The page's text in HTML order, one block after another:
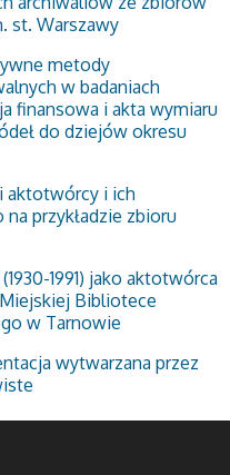
st. Warszawy
metody
w badaniach
finansowa i akta wymiaru
do dziejów okresu
aktotwórcy i ich
przykładzie zbioru
1991) jako aktotwórca
Bibliotece
w Tarnowie
wytwarzana przez